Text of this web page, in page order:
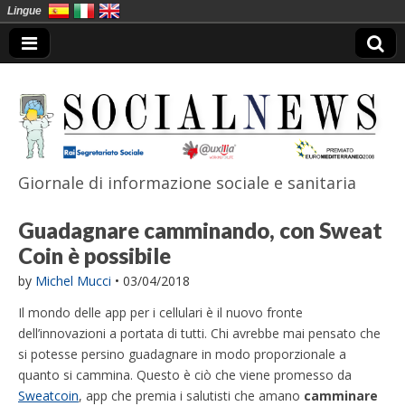
SocialNews
Giornale di informazione sociale e sanitaria
Guadagnare camminando, con Sweat
Coin è possibile
by Michel Mucci • 03/04/2018
Il mondo delle app per i cellulari è il nuovo fronte
dell’innovazioni a portata di tutti. Chi avrebbe mai pensato che
si potesse persino guadagnare in modo proporzionale a
quanto si cammina. Questo è ciò che viene promesso da
Sweatcoin, app che premia i salutisti che amano camminare
Lingue